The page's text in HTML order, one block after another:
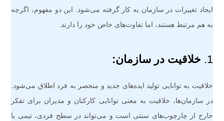
ایجاد تغییرات در سازمان به کار گرفته می‌شود. این دو مفهوم، اگرچه
به هم مرتبط هستند، اما تفاوت‌های خاص خود را دارند.
1. خلاقیت در سازمان:
خلاقیت به توانایی تولید ایده‌های جدید و منحصر به فرد اطلاق می‌شود.
در سازمان‌ها، خلاقیت به معنی توانایی کارکنان و مدیران برای تفکر
خارج از چارچوب‌های سنتی است و می‌تواند در سطح فردی، تیمی یا